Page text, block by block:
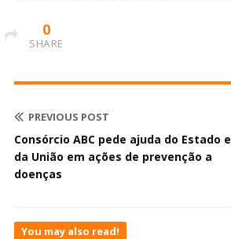
0
SHARE
PREVIOUS POST
Consórcio ABC pede ajuda do Estado e
da União em ações de prevenção a
doenças
You may also read!